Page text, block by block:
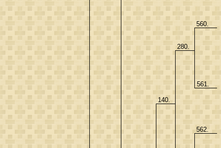
140.
280.
560.
561.
562.